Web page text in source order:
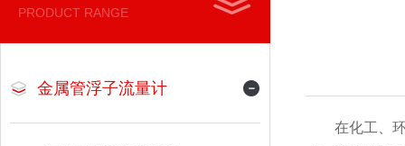
PRODUCT RANGE
金属管浮子流量计
在化工、环